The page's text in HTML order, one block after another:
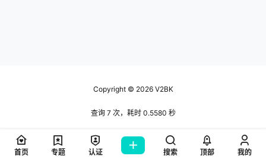
Copyright © 2026V2BK
查询 7 次，耗时 0.5580 秒
首页 专题 认证 搜索 顶部 我的